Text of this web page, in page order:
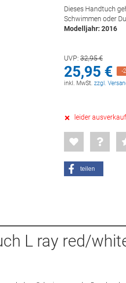
Dieses Handtuch
Schwimmen oder
Modelljahr: 2016
UVP: 32,95€
25,95 €
-
inkl. MwSt. zzgl.
leider
teilen
L ray red/